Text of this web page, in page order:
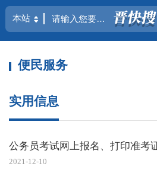
便民服务
实用信息
公务员考试网上报名、打印准考
2021-12-10